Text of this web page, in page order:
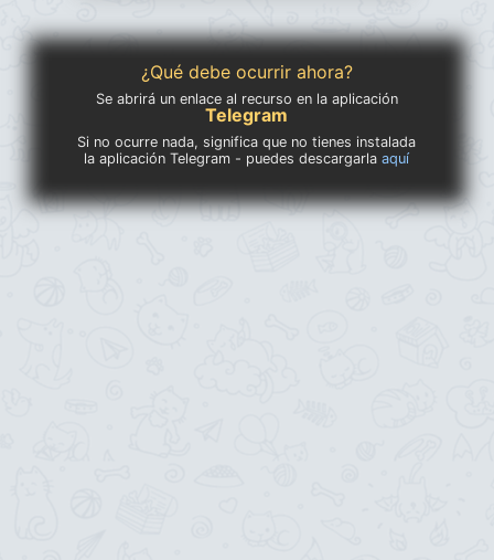
¿Qué debe ocurrir ahora?
Se abrirá un enlace al recurso en la aplicación
Telegram
Si no ocurre nada, significa que no tienes instalada
la aplicación Telegram - puedes descargarlaaquí